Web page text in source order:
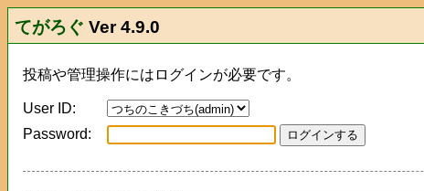
てがろぐ Ver 4.9.0
投稿や管理操作にはログインが必要です。
User ID:
Password: